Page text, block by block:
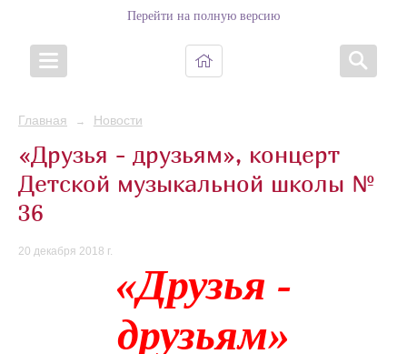
Перейти на полную версию
Главная → Новости
«Друзья - друзьям», концерт
Детской музыкальной школы №
36
20 декабря 2018 г.
«Друзья -
друзьям»